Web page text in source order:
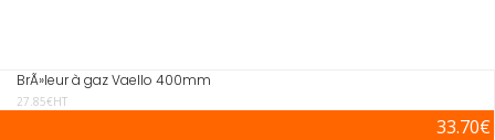
BrÃ»leur à gaz Vaello 400mm
27.85€HT
33.70€